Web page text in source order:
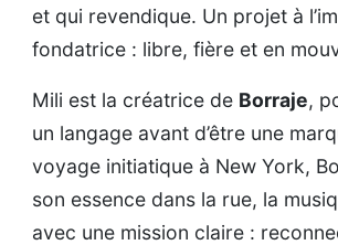
et qui revendique. Un projet à
fondatrice : libre, fière et en
Mili est la créatrice de Borraje,
un langage avant d’être une
voyage initiatique à New York,
son essence dans la rue, la
avec une mission claire :